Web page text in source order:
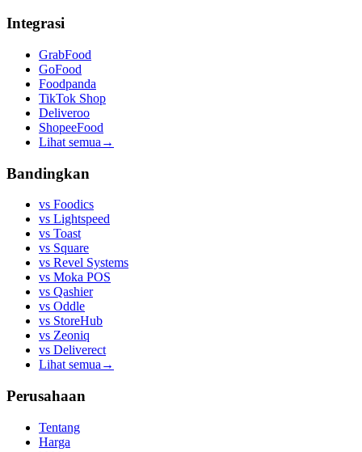
Integrasi
GrabFood
GoFood
Foodpanda
TikTok Shop
Deliveroo
ShopeeFood
Lihat semua →
Bandingkan
vs Foodics
vs Lightspeed
vs Toast
vs Square
vs Revel Systems
vs Moka POS
vs Qashier
vs Oddle
vs StoreHub
vs Zeoniq
vs Deliverect
Lihat semua →
Perusahaan
Tentang
Harga